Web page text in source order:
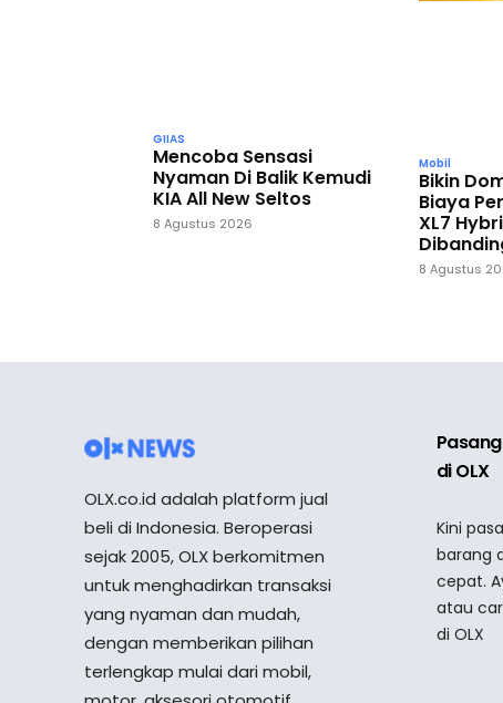
GIIAS
Mencoba Sensasi
Nyaman Di Balik Kemudi
KIA All New Seltos
8 Agustus 2026
Mobil
Bikin
Biaya
XL7
8 Agustus
OLX.co.id adalah platform jual
beli di Indonesia. Beroperasi
sejak 2005, OLX berkomitmen
untuk menghadirkan transaksi
yang nyaman dan mudah,
dengan memberikan pilihan
terlengkap mulai dari mobil,
di OLX
Kini
barang
cepat.
atau
di OLX